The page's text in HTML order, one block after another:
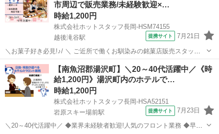
仕事です♪ ...
市周辺で販売業務/未経験歓迎×…
時給1,200円
株式会社ホットスタッフ長岡-HSM74155
越後滝谷駅
提携サイト 7月21日
＼お菓子好き必見!♪/ ＼ ご近所で働くお馴染みの銘菓店販売スタッフ♪
/ ────────────────── 《 お仕事の詳細 》
────────────────── 人気の和洋菓子店での 接客・販売のお仕
事です!...
新潟 越後滝谷駅 その他
【南魚沼郡湯沢町】＼20～40代活躍中／《時
給1,200円》湯沢町内のホテルで…
時給1,200円
株式会社ホットスタッフ長岡-HSA52151
岩原スキー場前駅
提携サイト 7月23日
＼20～40代活躍中／ ◆業界未経験者歓迎!人気のフロント業務 ◆早